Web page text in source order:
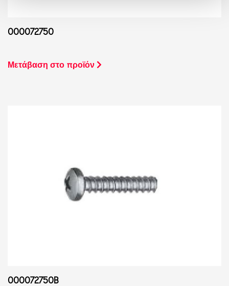
000072750
Μετάβαση στο προϊόν
000072750B